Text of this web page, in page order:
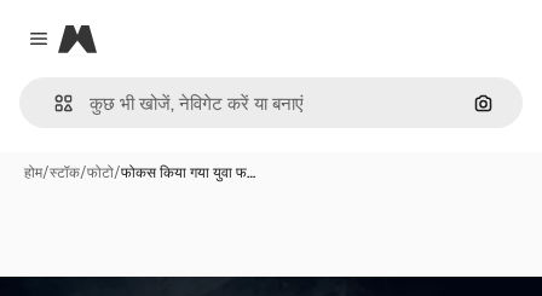
Close menu
Magnific
इमेज से
होम/स्टॉक/फोटो/फोकस किया गया युवा फ…